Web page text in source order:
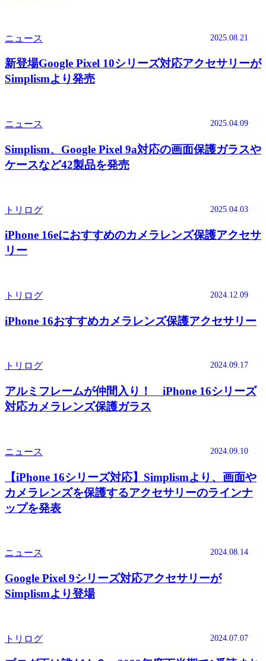
ニュース 2025.08.21
新登場Google Pixel 10シリーズ対応アクセサリーが
Simplismより発売
ニュース 2025.04.09
Simplism、Google Pixel 9a対応の画面保護ガラスや
ケースなど42製品を発売
トリログ 2025.04.03
iPhone 16eにおすすめのカメラレンズ保護アクセサ
リー
トリログ 2024.12.09
iPhone 16おすすめカメラレンズ保護アクセサリー
トリログ 2024.09.17
アルミフレームが仲間入り！ iPhone 16シリーズ
対応カメラレンズ保護ガラス
ニュース 2024.09.10
【iPhone 16シリーズ対応】Simplismより、画面や
カメラレンズを保護するアクセサリーのラインナ
ップを発表
ニュース 2024.08.14
Google Pixel 9シリーズ対応アクセサリーが
Simplismより登場
トリログ 2024.07.07